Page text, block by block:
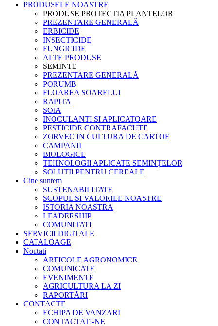
PRODUSELE NOASTRE
PRODUSE PROTECTIA PLANTELOR
PREZENTARE GENERALĂ
ERBICIDE
INSECTICIDE
FUNGICIDE
ALTE PRODUSE
SEMINTE
PREZENTARE GENERALĂ
PORUMB
FLOAREA SOARELUI
RAPITA
SOIA
INOCULANTI SI APLICATOARE
PESTICIDE CONTRAFACUTE
ZORVEC IN CULTURA DE CARTOF
CAMPANII
BIOLOGICE
TEHNOLOGII APLICATE SEMINȚELOR
SOLUTII PENTRU CEREALE
Cine suntem
SUSTENABILITATE
SCOPUL SI VALORILE NOASTRE
ISTORIA NOASTRA
LEADERSHIP
COMUNITATI
SERVICII DIGITALE
CATALOAGE
Noutati
ARTICOLE AGRONOMICE
COMUNICATE
EVENIMENTE
AGRICULTURA LA ZI
RAPORTĂRI
CONTACTE
ECHIPA DE VANZARI
CONTACTATI-NE